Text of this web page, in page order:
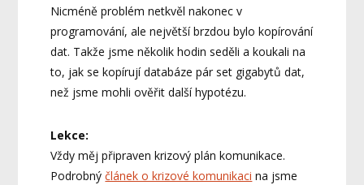
Nicméně problém netkvěl nakonec v
programování, ale největší brzdou bylo kopírování
dat. Takže jsme několik hodin seděli a koukali na
to, jak se kopírují databáze pár set gigabytů dat,
než jsme mohli ověřit další hypotézu.
Lekce:
Vždy měj připraven krizový plán komunikace.
Podrobnýčlánek o krizové komunikaci na jsme